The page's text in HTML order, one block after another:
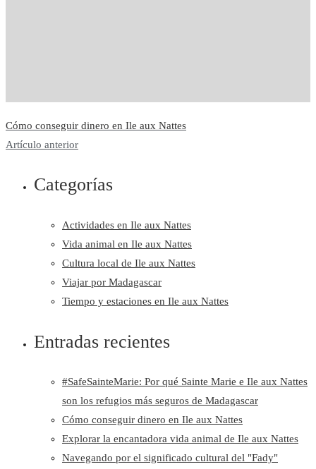
Cómo conseguir dinero en Ile aux Nattes
Artículo anterior
Categorías
Actividades en Ile aux Nattes
Vida animal en Ile aux Nattes
Cultura local de Ile aux Nattes
Viajar por Madagascar
Tiempo y estaciones en Ile aux Nattes
Entradas recientes
#SafeSainteMarie: Por qué Sainte Marie e Ile aux Nattes
son los refugios más seguros de Madagascar
Cómo conseguir dinero en Ile aux Nattes
Explorar la encantadora vida animal de Ile aux Nattes
Navegando por el significado cultural del "Fady"